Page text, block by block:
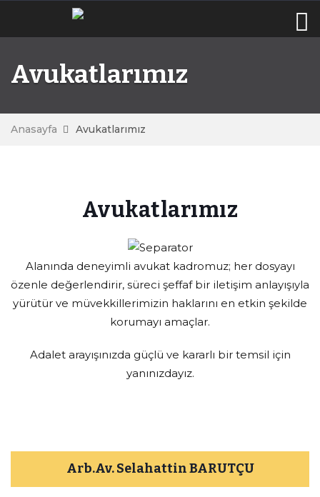
Avukatlarımız
Anasayfa Avukatlarımız
Avukatlarımız
Alanında deneyimli avukat kadromuz; her dosyayı
özenle değerlendirir, süreci şeffaf bir iletişim anlayışıyla
yürütür ve müvekkillerimizin haklarını en etkin şekilde
korumayı amaçlar.
Adalet arayışınızda güçlü ve kararlı bir temsil için
yanınızdayız.
Arb.Av. Selahattin BARUTÇU